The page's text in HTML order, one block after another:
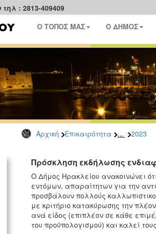
: 2813-409409
Ο ΤΟΠΟΣ ΜΑΣ Ο ΔΗΜΟΣ
Αρχική Επικαιρότητα ... 2023
Πρόσκληση εκδήλωσης
Ο Δήμος Ηρακλείου ανακοινώνει
εντόμων, απαραίτητων για την
προσβάλουν πολλούς
με κριτήριο κατακύρωσης την
ανά είδος (επιπλέον σε κάθε
του προϋπολογισμού) και καλεί